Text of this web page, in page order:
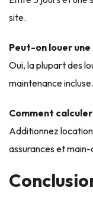
site.
Peut-on louer
Oui, la plupart des
maintenance incluse.
Comment
Additionnez
assurances et